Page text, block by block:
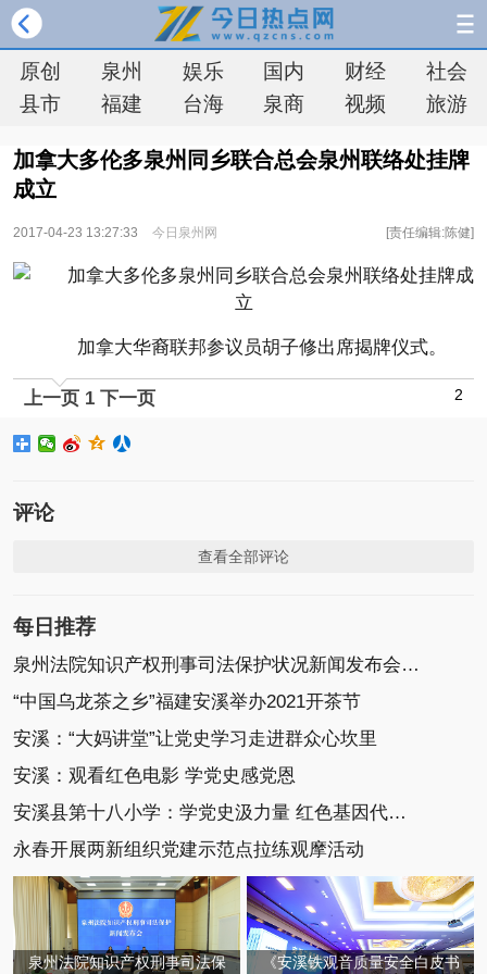
原创 泉州 娱乐 国内 财经
社会
县市
福建 台海 泉商 视频 旅游
加拿大多伦多泉州同乡联合总会泉州联络处挂牌
成立
2017-04-23 13:27:33 今日泉州网 [责任编辑:陈健]
加拿大华裔联邦参议员胡子修出席揭牌仪式。
上一页 1 2
下一页
评论
查看全部评论
每日推荐
泉州法院知识产权刑事司法保护状况新闻发布会召开
“中国乌龙茶之乡”福建安溪举办2021开茶节
安溪：“大妈讲堂”让党史学习走进群众心坎里
安溪：观看红色电影 学党史感党恩
安溪县第十八小学：学党史汲力量 红色基因代代传
永春开展两新组织党建示范点拉练观摩活动
泉州法院知识产权刑事司法保 《安溪铁观音质量安全白皮书